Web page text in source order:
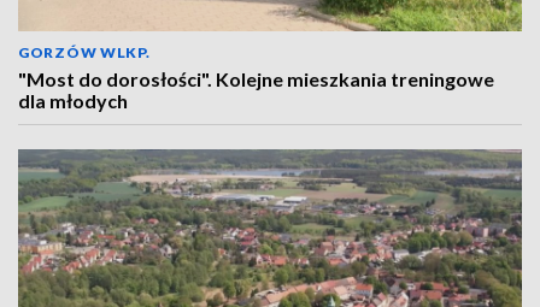
GORZÓW WLKP.
"Most do dorosłości". Kolejne mieszkania treningowe
dla młodych